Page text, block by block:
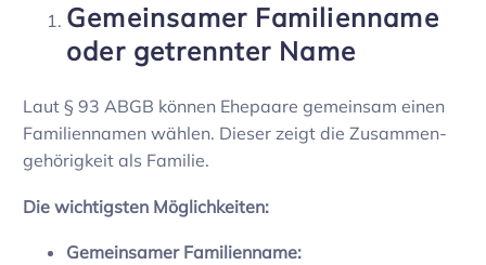
Gemein­samer Fami­li­en­name
oder getrennter Name
Laut § 93 ABGB können Ehepaare gemeinsam einen
Fami­li­en­namen wählen. Dieser zeigt die Zusam­men­
ge­hö­rig­keit als Familie.
Die wich­tigsten Möglich­keiten:
Gemein­samer Fami­li­en­name: